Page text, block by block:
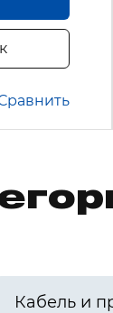
Кабель и